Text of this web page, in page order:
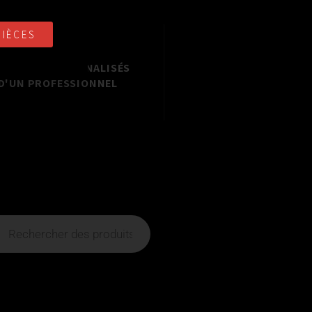
PERSONNALISÉS
PROFESSIONNEL